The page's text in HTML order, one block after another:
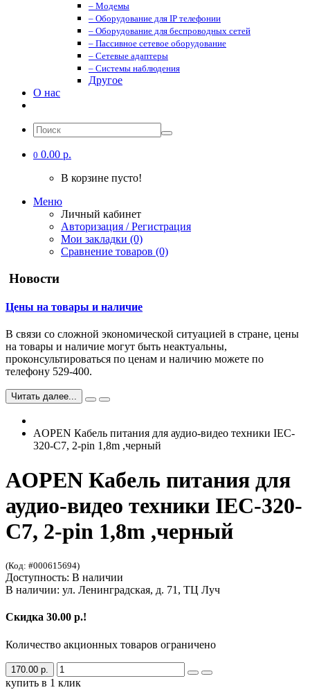
– Модемы
– Оборудование для IP телефонии
– Оборудование для беспроводных сетей
– Пассивное сетевое оборудование
– Сетевые адаптеры
– Системы наблюдения
Другое
О нас
0 0.00 р.
В корзине пусто!
Меню
Личный кабинет
Авторизация / Регистрация
Мои закладки (0)
Сравнение товаров (0)
Новости
Цены на товары и наличие
В связи со сложной экономической ситуацией в стране, цены
на товары и наличие могут быть неактуальны,
проконсультироваться по ценам и наличию можете по
телефону 529-400.
Читать далее...
AOPEN Кабель питания для аудио-видео техники IEC-
320-C7, 2-pin 1,8m ,черный
AOPEN Кабель питания для
аудио-видео техники IEC-320-
C7, 2-pin 1,8m ,черный
(Код: #000615694)
Доступность: В наличии
В наличии: ул. Ленинградская, д. 71, ТЦ Луч
Скидка 30.00 р.!
Количество акционных товаров ограничено
170.00 р.
купить в 1 клик